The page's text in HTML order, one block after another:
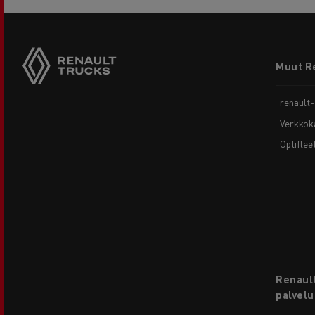
menuMuut